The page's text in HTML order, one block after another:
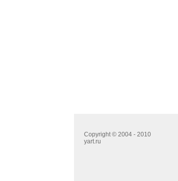
Copyright © 2004 - 2010
yart.ru